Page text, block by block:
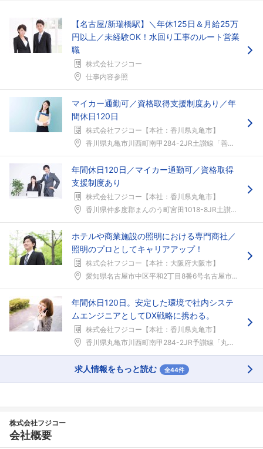
こちらの企業もフォローしませんか？
【名古屋/新瑞橋駅】＼年休125日＆月給25万
円以上／未経験OK！水回り工事のルート営業
職
株式会社フジコー
仕事内容参照
マイカー通勤可／資格取得支援制度あり／年
間休日120日
株式会社フジコー【本社：香川県丸亀市】
香川県丸亀市川西町南甲284-2JR土讃線「善通寺...
年間休日120日／マイカー通勤可／資格取得
支援制度あり
株式会社フジコー【本社：香川県丸亀市】
香川県仲多度郡まんのう町宮田1018-8JR土讃線...
ホテルや商業施設の照明における専門商社／
照明のプロとしてキャリアアップ！
株式会社フジコー【本社：大阪府大阪市】
愛知県名古屋市中区平和2丁目8番6号名古屋市営地下...
年間休日120日。安定した環境で社内システ
ムエンジニアとしてDX戦略に携わる。
株式会社フジコー【本社：香川県丸亀市】
香川県丸亀市川西町南甲284-2JR予讃線「丸亀」...
求人情報をもっと読む 全44件
株式会社フジコー
会社概要